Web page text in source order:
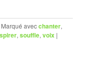
Marqué avecchanter,
,souffle,voix |